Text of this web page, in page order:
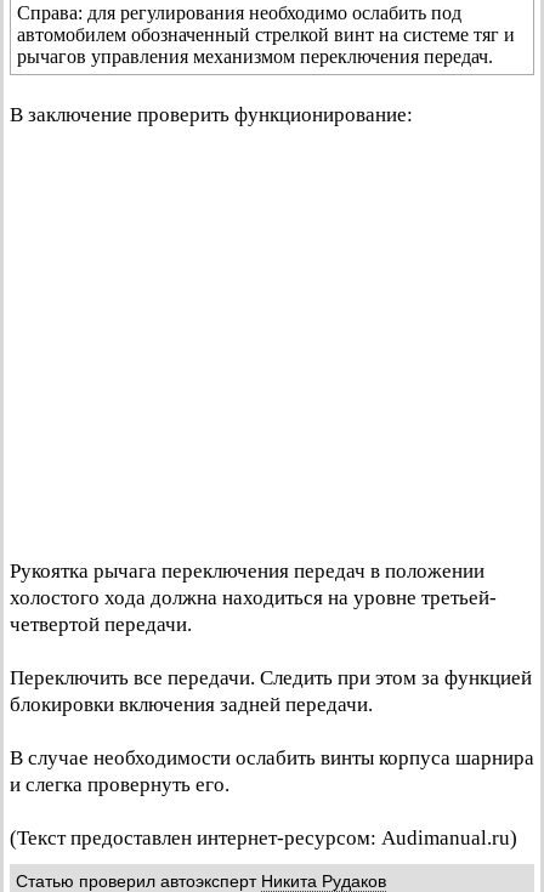
Справа: для регулирования необходимо ослабить под
автомобилем обозначенный стрелкой винт на системе тяг и
рычагов управления механизмом переключения передач.
В заключение проверить функционирование:
Рукоятка рычага переключения передач в положении
холостого хода должна находиться на уровне третьей-
четвертой передачи.
Переключить все передачи. Следить при этом за функцией
блокировки включения задней передачи.
В случае необходимости ослабить винты корпуса шарнира
и слегка провернуть его.
(Текст предоставлен интернет-ресурсом: Audimanual.ru)
Статью проверил автоэксперт Никита Рудаков